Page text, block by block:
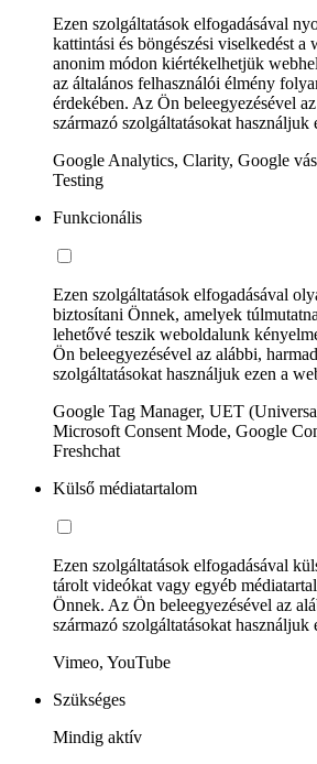
Ezen szolgáltatások elfogadásával
kattintási és böngészési viselkedést
anonim módon kiértékelhetjük
az általános felhasználói élmény
érdekében. Az Ön beleegyezésével
származó szolgáltatásokat használjuk
Google Analytics, Clarity, Google
Testing
Funkcionális
Ezen szolgáltatások elfogadásával
biztosítani Önnek, amelyek
lehetővé teszik weboldalunk
Ön beleegyezésével az alábbi,
szolgáltatásokat használjuk ezen a
Google Tag Manager, UET
Microsoft Consent Mode, Google
Freshchat
Külső médiatartalom
Ezen szolgáltatások elfogadásával
tárolt videókat vagy egyéb
Önnek. Az Ön beleegyezésével az
származó szolgáltatásokat használjuk
Vimeo, YouTube
Szükséges
Mindig aktív